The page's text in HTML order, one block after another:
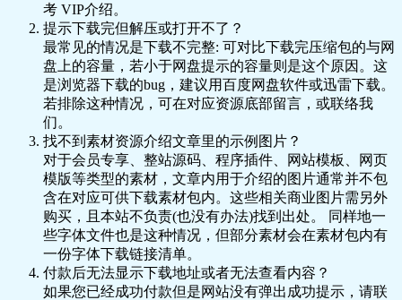
🎵 15 《离婚》：离婚为什么不解决中年危
机？.mp3
📄 15 《离婚》：离婚为什么不解决中年危
机？.pdf
🎵 16 结语 再见，老舍：谁的人生不矛
盾？.mp3
盾？.pdf
📄 发刊词 为什么你一定要读老舍？.pdf
📄 发刊词 为什么你一定要读老舍？.pdf
🎵 新春彩蛋 和老舍一起过春节.mp3
📄 新春彩蛋 和老舍一起过春节.pdf
考 VIP介绍。
提示下载完但解压或打开不了？
最常见的情况是下载不完整: 可对比下载完压缩包的与网
盘上的容量，若小于网盘提示的容量则是这个原因。这
是浏览器下载的bug，建议用百度网盘软件或迅雷下载。
若排除这种情况，可在对应资源底部留言，或联络我
们。
找不到素材资源介绍文章里的示例图片？
对于会员专享、整站源码、程序插件、网站模板、网页
模版等类型的素材，文章内用于介绍的图片通常并不包
含在对应可供下载素材包内。这些相关商业图片需另外
购买，且本站不负责(也没有办法)找到出处。 同样地一
些字体文件也是这种情况，但部分素材会在素材包内有
一份字体下载链接清单。
付款后无法显示下载地址或者无法查看内容？
如果您已经成功付款但是网站没有弹出成功提示，请联